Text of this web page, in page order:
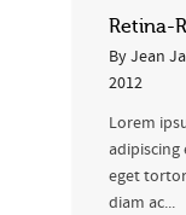
Retina-
ByJean
2012
Lorem
adipiscing
eget
diam ac...